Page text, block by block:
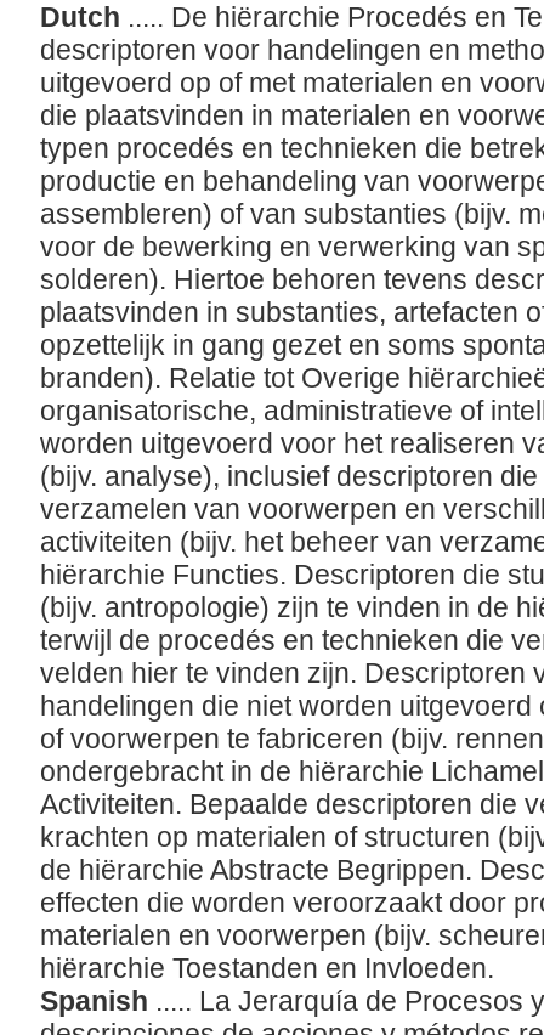
Dutch ..... De hiërarchie Procedés en
descriptoren voor handelingen en
uitgevoerd op of met materialen en
die plaatsvinden in materialen en
typen procedés en technieken die
productie en behandeling van
assembleren) of van substanties (bijv.
voor de bewerking en verwerking van
solderen). Hiertoe behoren tevens
plaatsvinden in substanties, artefacten
opzettelijk in gang gezet en soms
branden). Relatie tot Overige
organisatorische, administratieve of
worden uitgevoerd voor het realiseren
(bijv. analyse), inclusief descriptoren
verzamelen van voorwerpen en
activiteiten (bijv. het beheer van
hiërarchie Functies. Descriptoren die
(bijv. antropologie) zijn te vinden in de
terwijl de procedés en technieken die
velden hier te vinden zijn. Descriptoren
handelingen die niet worden
of voorwerpen te fabriceren (bijv.
ondergebracht in de hiërarchie
Activiteiten. Bepaalde descriptoren die
krachten op materialen of structuren
de hiërarchie Abstracte Begrippen.
effecten die worden veroorzaakt door
materialen en voorwerpen (bijv.
hiërarchie Toestanden en Invloeden.
Spanish ..... La Jerarquía de Procesos